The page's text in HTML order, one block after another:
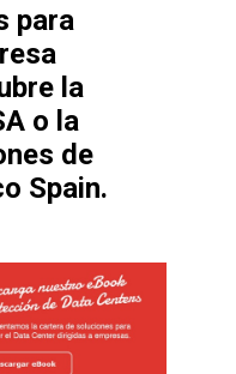
para
la
o la
de
Spain.